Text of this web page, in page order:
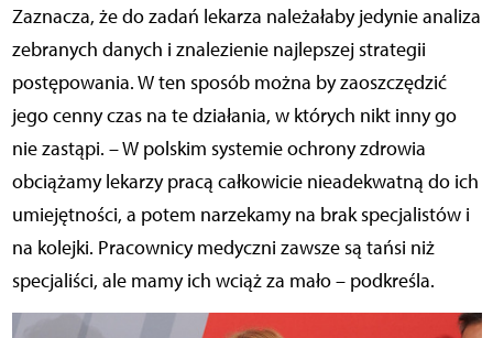
Zaznacza, że do zadań lekarza należałaby jedynie analiza
zebranych danych i znalezienie najlepszej strategii
postępowania. W ten sposób można by zaoszczędzić
jego cenny czas na te działania, w których nikt inny go
nie zastąpi. – W polskim systemie ochrony zdrowia
obciążamy lekarzy pracą całkowicie nieadekwatną do ich
umiejętności, a potem narzekamy na brak specjalistów i
na kolejki. Pracownicy medyczni zawsze są tańsi niż
specjaliści, ale mamy ich wciąż za mało – podkreśla.